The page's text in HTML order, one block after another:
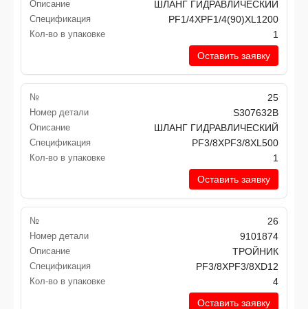
Описание ШЛАНГ ГИДРАВЛИЧЕСКИЙ
Спецификация PF1/4XPF1/4(90)XL1200
Кол-во в упаковке
1
Оставить заявку
№ 25
Номер детали S307632B
Описание ШЛАНГ ГИДРАВЛИЧЕСКИЙ
Спецификация PF3/8XPF3/8XL500
Кол-во в упаковке
1
Оставить заявку
№ 26
Номер детали 9101874
Описание ТРОЙНИК
Спецификация PF3/8XPF3/8XD12
Кол-во в упаковке
4
Оставить заявку